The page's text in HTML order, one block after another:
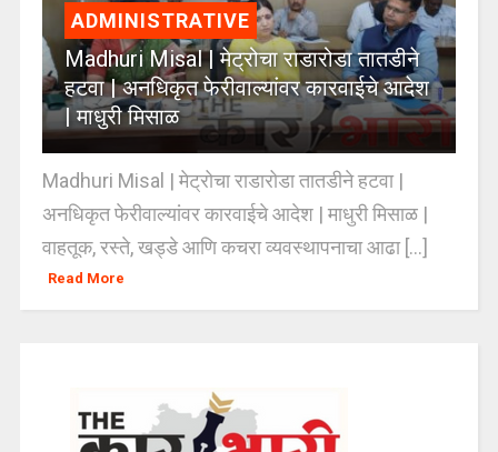
ADMINISTRATIVE
Madhuri Misal | मेट्रोचा राडारोडा तातडीने
हटवा | अनधिकृत फेरीवाल्यांवर कारवाईचे आदेश
| माधुरी मिसाळ
Madhuri Misal | मेट्रोचा राडारोडा तातडीने हटवा |
अनधिकृत फेरीवाल्यांवर कारवाईचे आदेश | माधुरी मिसाळ |
वाहतूक, रस्ते, खड्डे आणि कचरा व्यवस्थापनाचा आढा [...]
Read More